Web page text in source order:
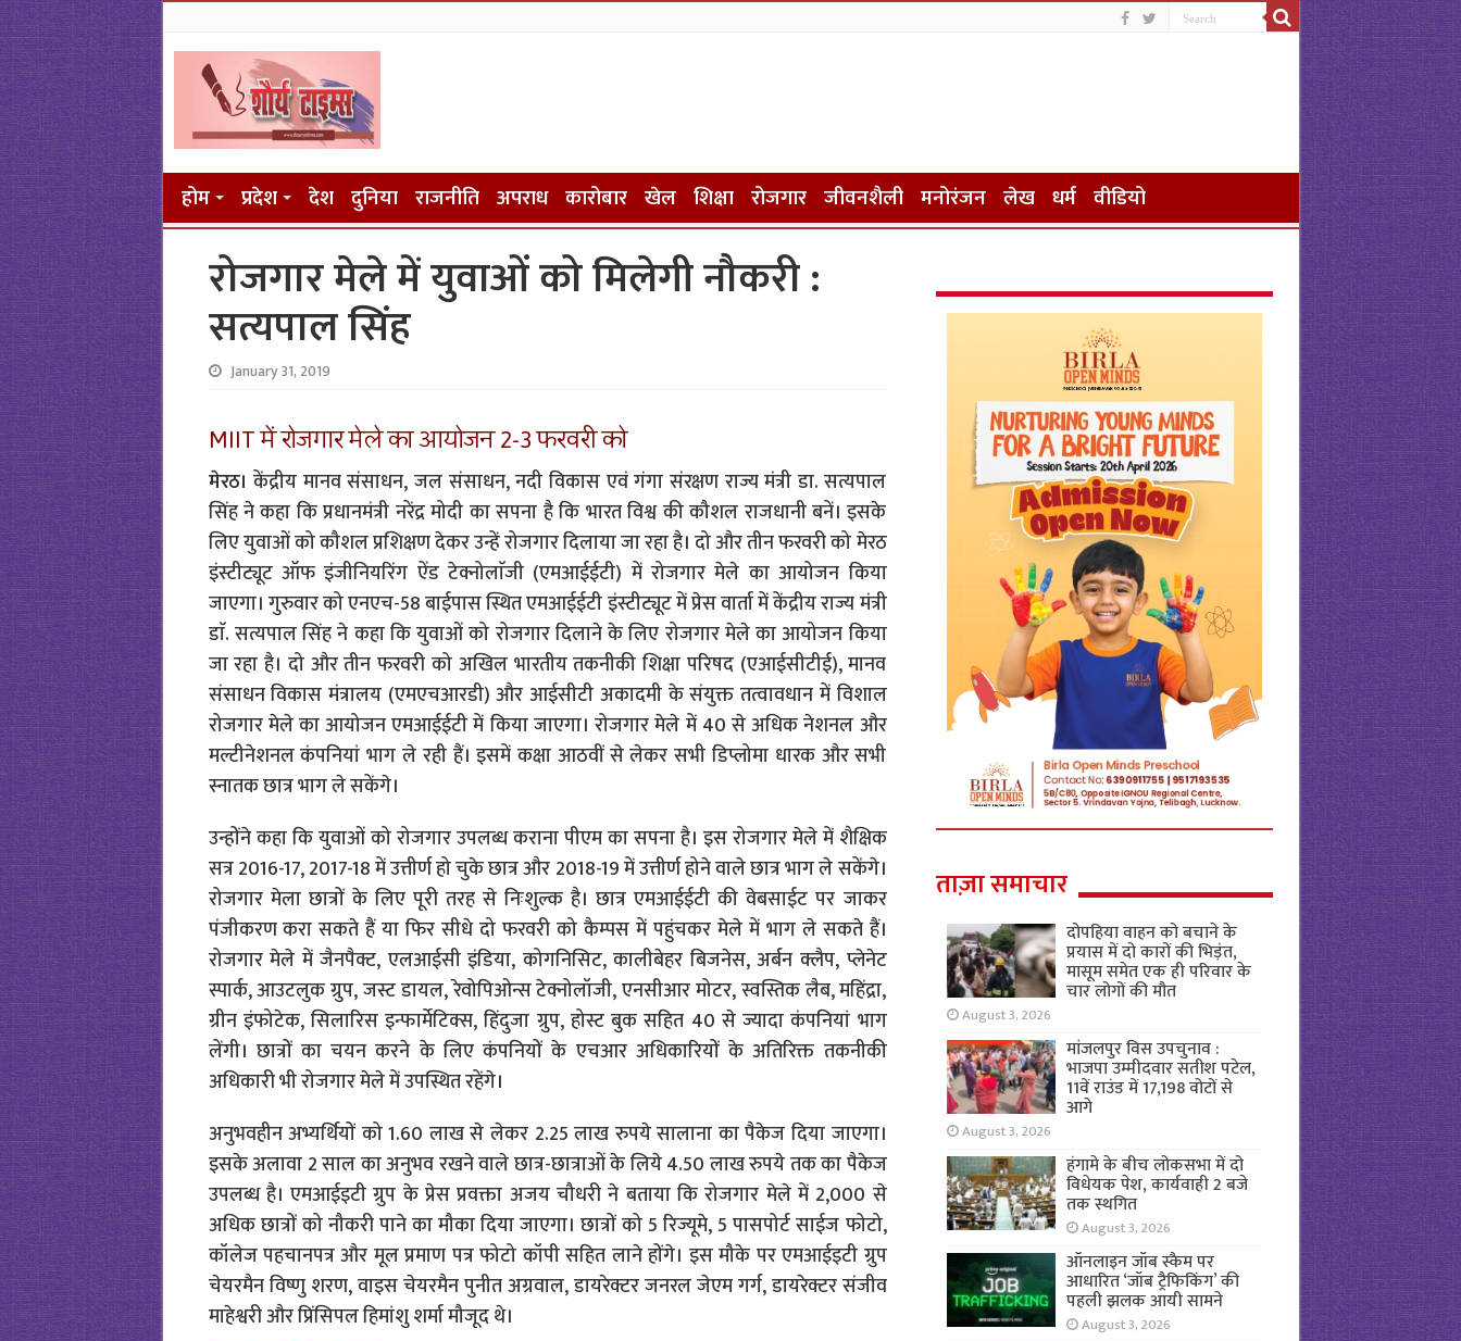
होम प्रदेश देश दुनिया राजनीति अपराध कारोबार खेल शिक्षा रोजगार जीवनशैली मनोरंजन लेख धर्म वीडियो
रोजगार मेले में युवाओं को मिलेगी नौकरी :
सत्यपाल सिंह
January 31, 2019
MIIT में रोजगार मेले का आयोजन 2-3 फरवरी को
मेरठ। केंद्रीय मानव संसाधन, जल संसाधन, नदी विकास एवं गंगा संरक्षण राज्य मंत्री डा. सत्यपाल
सिंह ने कहा कि प्रधानमंत्री नरेंद्र मोदी का सपना है कि भारत विश्व की कौशल राजधानी बनें। इसके
लिए युवाओं को कौशल प्रशिक्षण देकर उन्हें रोजगार दिलाया जा रहा है। दो और तीन फरवरी को मेरठ
इंस्टीट्यूट ऑफ इंजीनियरिंग ऐंड टेक्नोलाॅजी (एमआईईटी) में रोजगार मेले का आयोजन किया
जाएगा। गुरुवार को एनएच-58 बाईपास स्थित एमआईईटी इंस्टीट्यूट में प्रेस वार्ता में केंद्रीय राज्य मंत्री
डाॅ. सत्यपाल सिंह ने कहा कि युवाओं को रोजगार दिलाने के लिए रोजगार मेले का आयोजन किया
जा रहा है। दो और तीन फरवरी को अखिल भारतीय तकनीकी शिक्षा परिषद (एआईसीटीई), मानव
संसाधन विकास मंत्रालय (एमएचआरडी) और आईसीटी अकादमी के संयुक्त तत्वावधान में विशाल
रोजगार मेले का आयोजन एमआईईटी में किया जाएगा। रोजगार मेले में 40 से अधिक नेशनल और
मल्टीनेशनल कंपनियां भाग ले रही हैं। इसमें कक्षा आठवीं से लेकर सभी डिप्लोमा धारक और सभी
स्नातक छात्र भाग ले सकेंगे।
उन्होंने कहा कि युवाओं को रोजगार उपलब्ध कराना पीएम का सपना है। इस रोजगार मेले में शैक्षिक
सत्र 2016-17, 2017-18 में उत्तीर्ण हो चुके छात्र और 2018-19 में उत्तीर्ण होने वाले छात्र भाग ले सकेंगे।
रोजगार मेला छात्रों के लिए पूरी तरह से निःशुल्क है। छात्र एमआईईटी की वेबसाईट पर जाकर
पंजीकरण करा सकते हैं या फिर सीधे दो फरवरी को कैम्पस में पहुंचकर मेले में भाग ले सकते हैं।
रोजगार मेले में जैनपैक्ट, एलआईसी इंडिया, कोगनिसिट, कालीबेहर बिजनेस, अर्बन क्लैप, प्लेनेट
स्पार्क, आउटलुक ग्रुप, जस्ट डायल, रेवोपिओन्स टेक्नोलॉजी, एनसीआर मोटर, स्वस्तिक लैब, महिंद्रा,
ग्रीन इंफोटेक, सिलारिस इन्फार्मेटिक्स, हिंदुजा ग्रुप, होस्ट बुक सहित 40 से ज्यादा कंपनियां भाग
लेंगी। छात्रों का चयन करने के लिए कंपनियों के एचआर अधिकारियों के अतिरिक्त तकनीकी
अधिकारी भी रोजगार मेले में उपस्थित रहेंगे।
अनुभवहीन अभ्यर्थियों को 1.60 लाख से लेकर 2.25 लाख रुपये सालाना का पैकेज दिया जाएगा।
इसके अलावा 2 साल का अनुभव रखने वाले छात्र-छात्राओं के लिये 4.50 लाख रुपये तक का पैकेज
उपलब्ध है। एमआईइटी ग्रुप के प्रेस प्रवक्ता अजय चौधरी ने बताया कि रोजगार मेले में 2,000 से
अधिक छात्रों को नौकरी पाने का मौका दिया जाएगा। छात्रों को 5 रिज्यूमे, 5 पासपोर्ट साईज फोटो,
कॉलेज पहचानपत्र और मूल प्रमाण पत्र फोटो कॉपी सहित लाने होंगे। इस मौके पर एमआईइटी ग्रुप
चेयरमैन विष्णु शरण, वाइस चेयरमैन पुनीत अग्रवाल, डायरेक्टर जनरल जेएम गर्ग, डायरेक्टर संजीव
माहेश्वरी और प्रिंसिपल हिमांशु शर्मा मौजूद थे।
ताज़ा समाचार
दोपहिया वाहन को बचाने के
प्रयास में दो कारों की भिड़ंत,
मासूम समेत एक ही परिवार के
चार लोगों की मौत
August 3, 2026
मांजलपुर विस उपचुनाव :
भाजपा उम्मीदवार सतीश पटेल,
11वें राउंड में 17,198 वोटों से
आगे
August 3, 2026
हंगामे के बीच लोकसभा में दो
विधेयक पेश, कार्यवाही 2 बजे
तक स्थगित
August 3, 2026
ऑनलाइन जॉब स्कैम पर
आधारित ‘जॉब ट्रैफिकिंग’ की
पहली झलक आयी सामने
August 3, 2026